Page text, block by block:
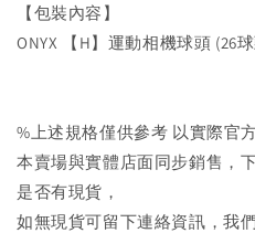
【包裝內容】
ONYX 【H】運動相機球頭 (26球
%上述規格僅供參考 以實際官
本賣場與實體店面同步銷售，
是否有現貨，
如無現貨可留下連絡資訊，我